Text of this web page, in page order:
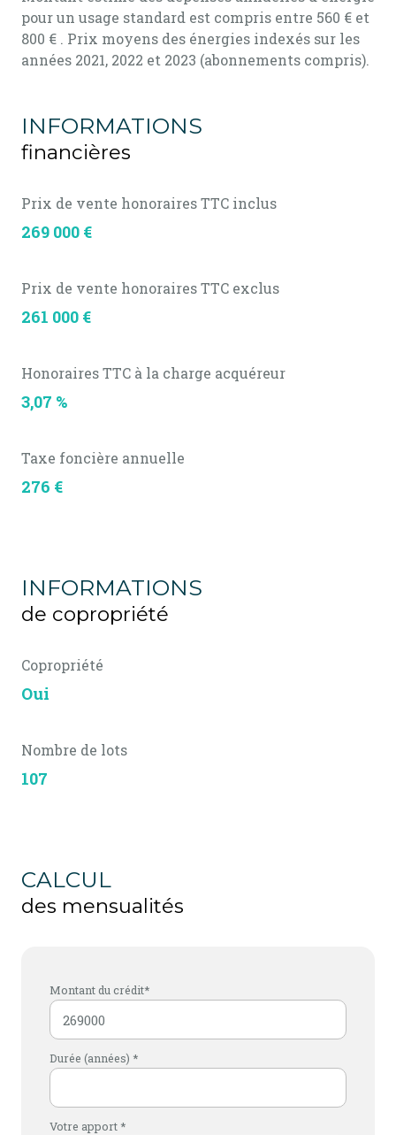
pour un usage standard est compris entre 560 € et
800 € . Prix moyens des énergies indexés sur les
années 2021, 2022 et 2023 (abonnements compris).
INFORMATIONS
financières
Prix de vente honoraires TTC inclus
269 000 €
Prix de vente honoraires TTC exclus
261 000 €
Honoraires TTC à la charge acquéreur
3,07 %
Taxe foncière annuelle
276 €
INFORMATIONS
de copropriété
Copropriété
Oui
Nombre de lots
107
CALCUL
des mensualités
Montant du crédit*
Durée (années) *
Votre apport *